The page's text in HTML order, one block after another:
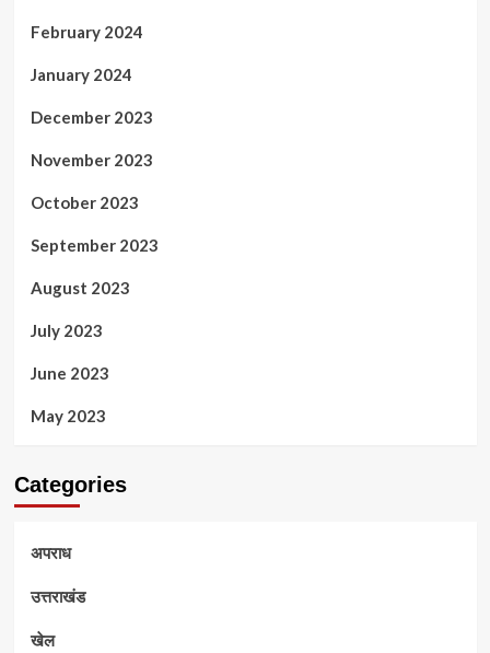
February 2024
January 2024
December 2023
November 2023
October 2023
September 2023
August 2023
July 2023
June 2023
May 2023
Categories
अपराध
उत्तराखंड
खेल